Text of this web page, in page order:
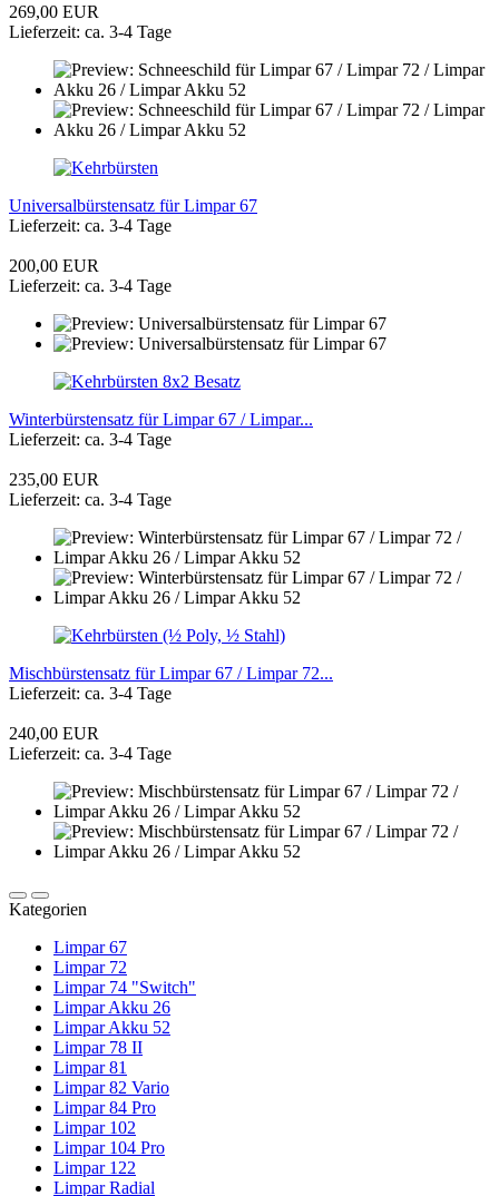
269,00 EUR
Lieferzeit: ca. 3-4 Tage
Universalbürstensatz für Limpar 67
Lieferzeit: ca. 3-4 Tage
200,00 EUR
Lieferzeit: ca. 3-4 Tage
Winterbürstensatz für Limpar 67 / Limpar...
Lieferzeit: ca. 3-4 Tage
235,00 EUR
Lieferzeit: ca. 3-4 Tage
Mischbürstensatz für Limpar 67 / Limpar 72...
Lieferzeit: ca. 3-4 Tage
240,00 EUR
Lieferzeit: ca. 3-4 Tage
Kategorien
Limpar 67
Limpar 72
Limpar 74 "Switch"
Limpar Akku 26
Limpar Akku 52
Limpar 78 II
Limpar 81
Limpar 82 Vario
Limpar 84 Pro
Limpar 102
Limpar 104 Pro
Limpar 122
Limpar Radial